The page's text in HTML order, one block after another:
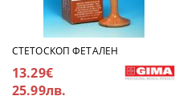
СТЕТОСКОП ФЕТАЛЕН
13.29€
25.99лв.